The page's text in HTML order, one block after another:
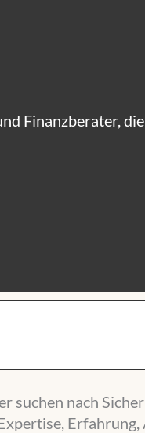
Finanzberater,
suchen nach